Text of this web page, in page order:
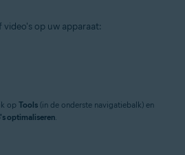
op uw apparaat:
op Tools (in de onderste navigatiebalk) en
optimaliseren